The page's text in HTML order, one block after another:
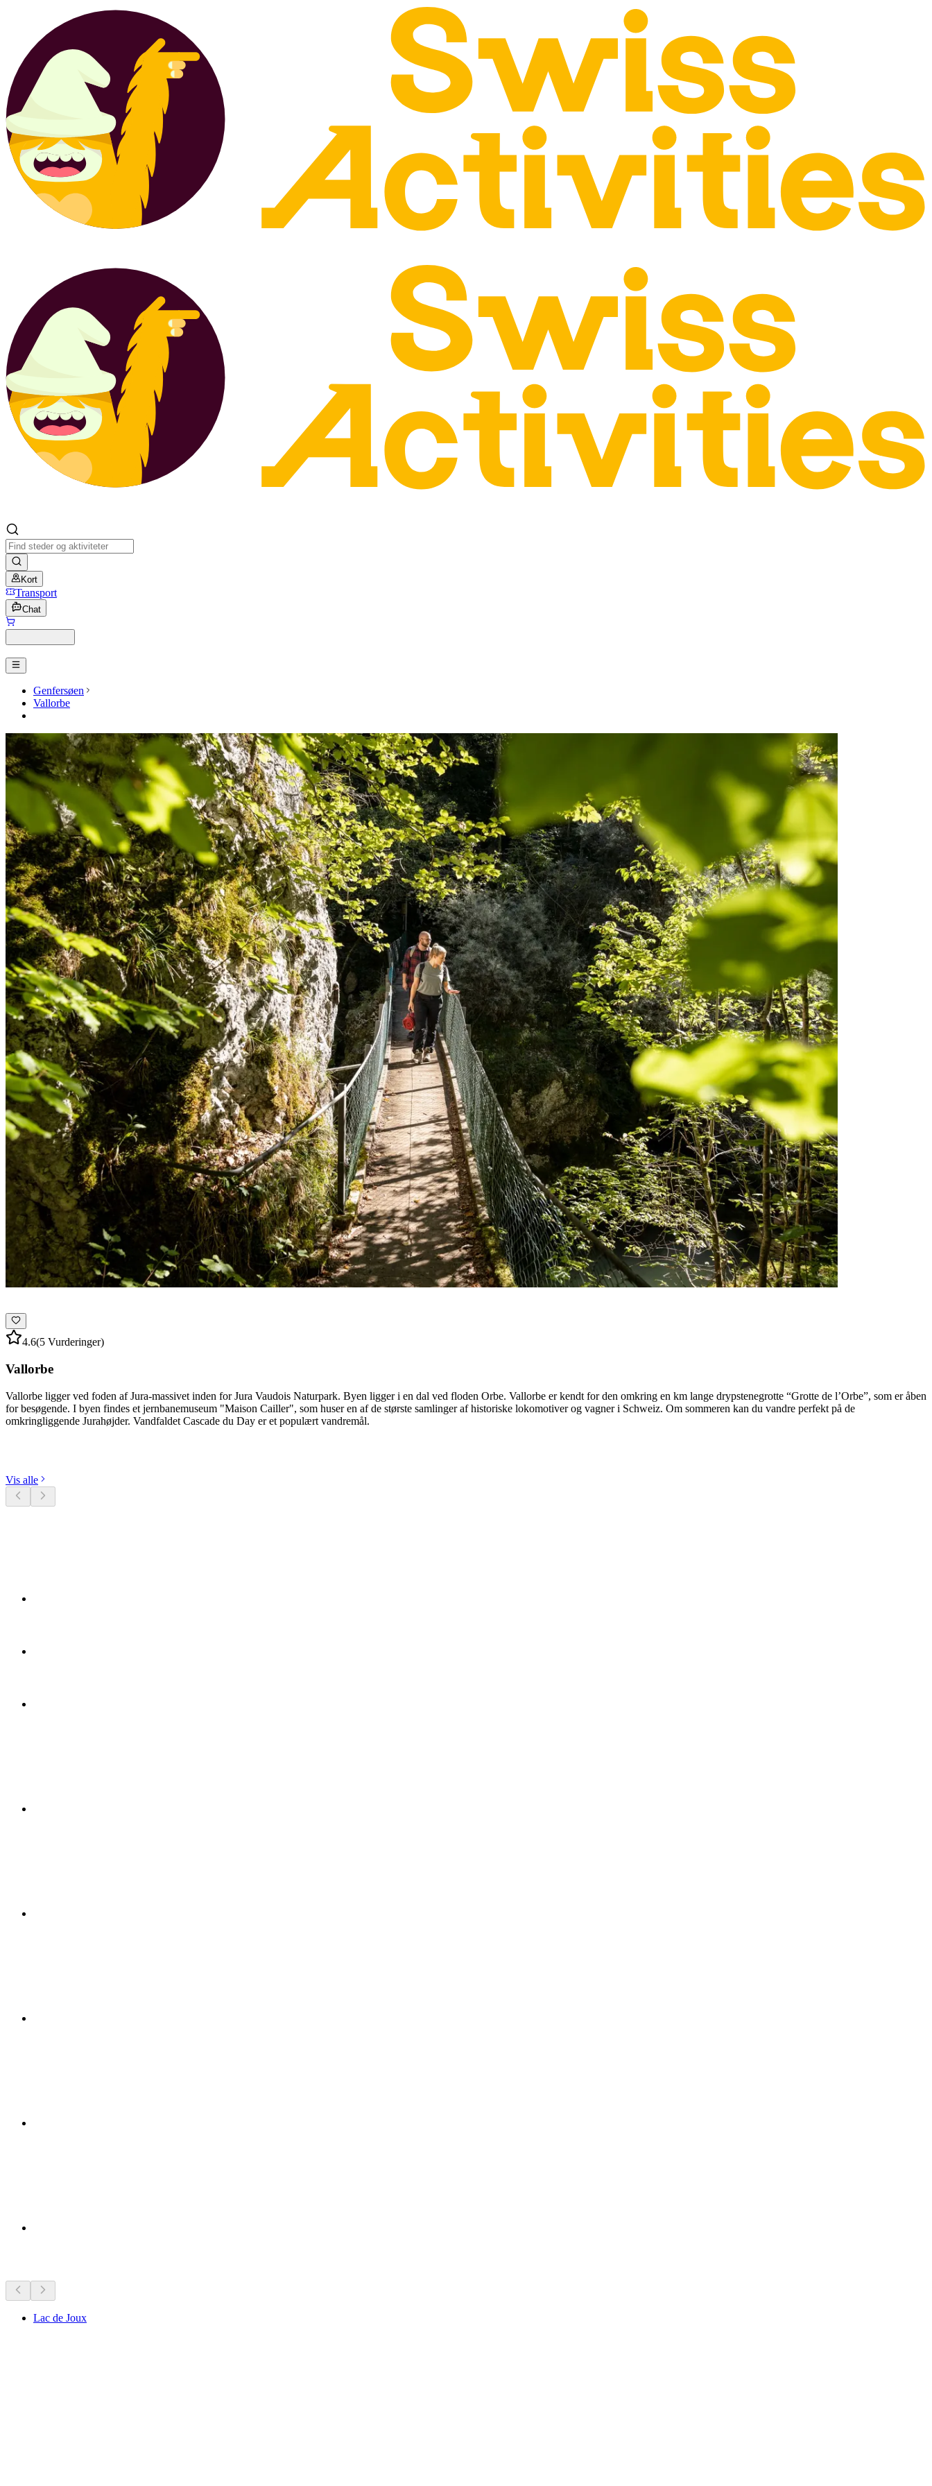
Kort
Transport
Chat
Genfersøen
Vallorbe
4.6(5 Vurderinger)
Vallorbe
Vallorbe ligger ved foden af Jura-massivet inden for Jura Vaudois Naturpark. Byen ligger i en dal ved floden Orbe. Vallorbe er kendt for den omkring en km lange drypstenegrotte “Grotte de l’Orbe”, som er åben
for besøgende. I byen findes et jernbanemuseum "Maison Cailler", som huser en af de største samlinger af historiske lokomotiver og vagner i Schweiz. Om sommeren kan du vandre perfekt på de
omkringliggende Jurahøjder. Vandfaldet Cascade du Day er et populært vandremål.
Vis alle
Lac de Joux